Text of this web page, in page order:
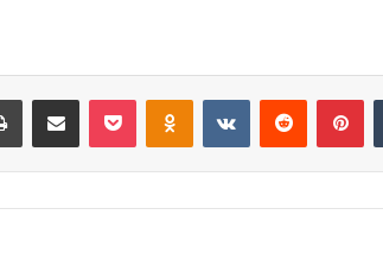
بينتيريست Odnoklassniki
‫Pocket مشاركة عبر البريد